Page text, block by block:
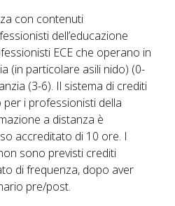
con contenuti
dell’educazione
ECE che operano in
(in particolare asili nido) (0-
(3-6). Il sistema di crediti
i professionisti della
a distanza è
accreditato di 10 ore. I
sono previsti crediti
di frequenza, dopo aver
pre/post.